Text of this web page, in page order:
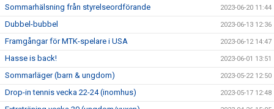
Sommarhälsning från styrelseordförande 2023-06-20 11:44
Dubbel-bubbel 2023-06-13 12:36
Framgångar för MTK-spelare i USA 2023-06-12 14:47
Hasse is back! 2023-06-01 13:51
Sommarläger (barn & ungdom) 2023-05-22 12:50
Drop-in tennis vecka 22-24 (inomhus) 2023-05-17 12:48